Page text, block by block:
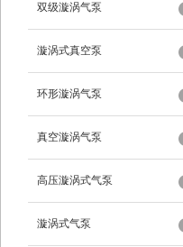
双级漩涡气泵
漩涡式真空泵
环形漩涡气泵
真空漩涡气泵
高压漩涡式气泵
漩涡式气泵